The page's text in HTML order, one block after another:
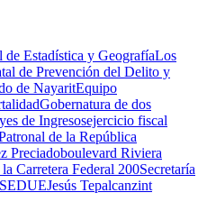
Estadística y GeografíaLos
de Prevención del Delito y
de NayaritEquipo
Gobernatura de dos
de Ingresosejercicio fiscal
de la República
Preciadoboulevard Riviera
Carretera Federal 200Secretaría
SEDUEJesús Tepalcanzint